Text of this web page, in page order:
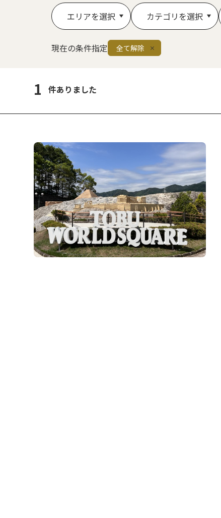
エリアを選択 カテゴリを選択
現在の条件指定 全て解除
1 件ありました